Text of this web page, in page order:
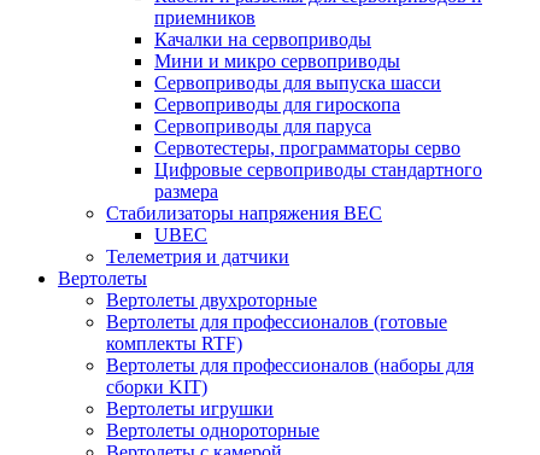
приемников
Качалки на сервоприводы
Мини и микро сервоприводы
Сервоприводы для выпуска шасси
Сервоприводы для гироскопа
Сервоприводы для паруса
Сервотестеры, программаторы серво
Цифровые сервоприводы стандартного
размера
Стабилизаторы напряжения BEC
UBEC
Телеметрия и датчики
Вертолеты
Вертолеты двухроторные
Вертолеты для профессионалов (готовые
комплекты RTF)
Вертолеты для профессионалов (наборы для
сборки KIT)
Вертолеты игрушки
Вертолеты однороторные